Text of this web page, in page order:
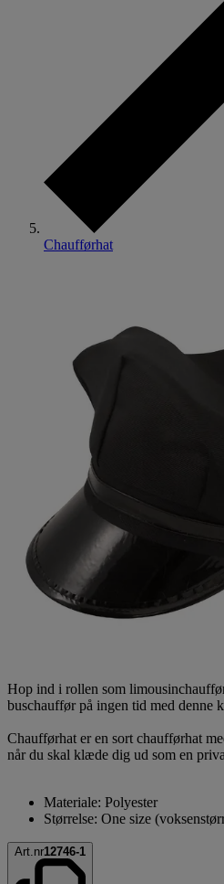
Chaufførhat
Hop ind i rollen som
buschauffør på ingen tid med denne
Chaufførhat er en sort chaufførhat
når du skal klæde dig ud som en
Materiale: Polyester
Størrelse: One size
Art.nr12746-1